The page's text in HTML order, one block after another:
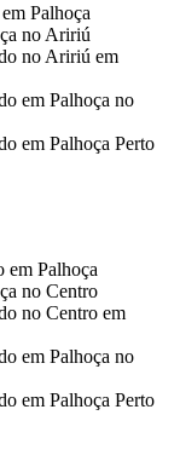
Palhoça
no Aririú
no Aririú em
em Palhoça no
em Palhoça Perto
em Palhoça
no Centro
no Centro em
em Palhoça no
em Palhoça Perto